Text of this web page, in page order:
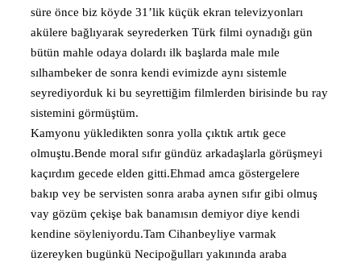
süre önce biz köyde 31’lik küçük ekran televizyonları
akülere bağlıyarak seyrederken Türk filmi oynadığı gün
bütün mahle odaya dolardı ilk başlarda male mıle
sılhambeker de sonra kendi evimizde aynı sistemle
seyrediyorduk ki bu seyrettiğim filmlerden birisinde bu ray
sistemini görmüştüm.
Kamyonu yükledikten sonra yolla çıktık artık gece
olmuştu.Bende moral sıfır gündüz arkadaşlarla görüşmeyi
kaçırdım gecede elden gitti.Ehmad amca göstergelere
bakıp vey be servisten sonra araba aynen sıfır gibi olmuş
vay gözüm çekişe bak banamısın demiyor diye kendi
kendine söyleniyordu.Tam Cihanbeyliye varmak
üzereyken bugünkü Necipoğulları yakınında araba